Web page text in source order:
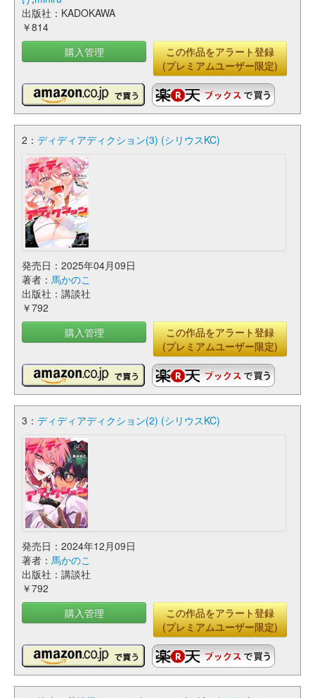
出版社：KADOKAWA
￥814
購入管理
この作品をアラート登録
(プレミアムユーザー限定)
2： ディディアディクション(3) (シリウスKC)
発売日：2025年04月09日
著者： 馬かのこ
出版社：講談社
￥792
購入管理
この作品をアラート登録
(プレミアムユーザー限定)
3： ディディアディクション(2) (シリウスKC)
発売日：2024年12月09日
著者： 馬かのこ
出版社：講談社
￥792
購入管理
この作品をアラート登録
(プレミアムユーザー限定)